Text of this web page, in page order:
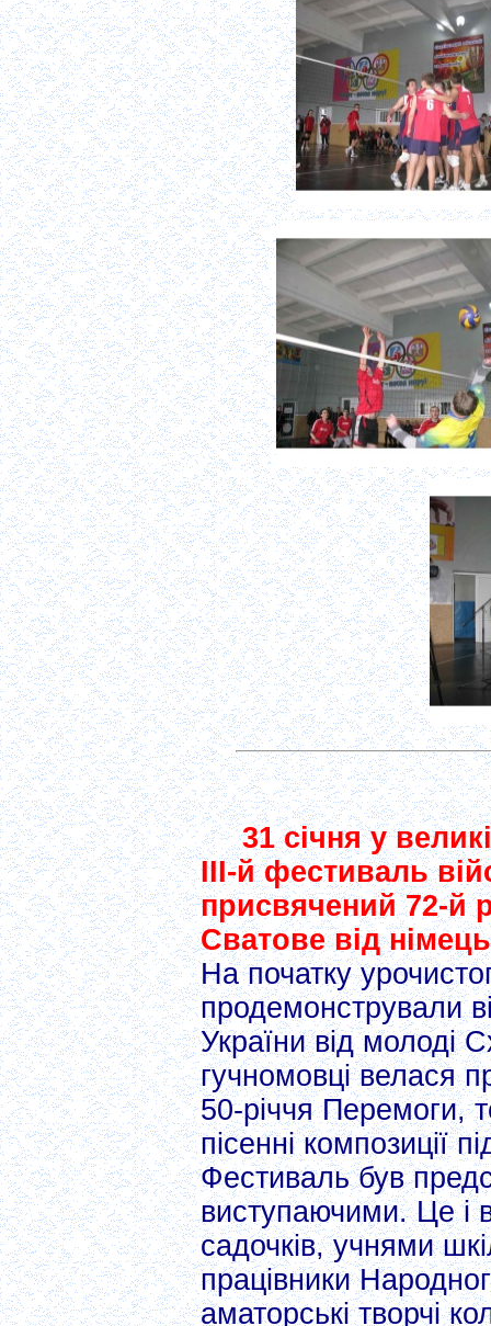
31 січня у
ІІІ-й фестиваль
присвячений 72-й
Сватове від
На початку
продемонстрували
України від молоді
гучномовці велася
50-річчя Перемоги,
пісенні композиції
Фестиваль був
виступаючими. Це і
садочків, учнями
працівники
аматорські творчі